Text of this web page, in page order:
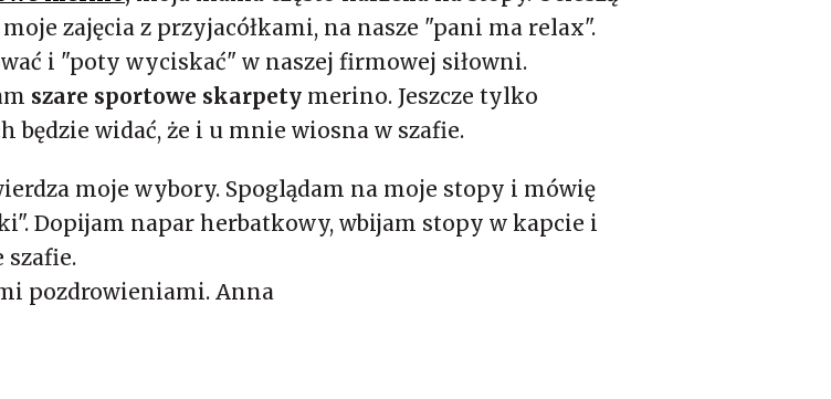
zajęcia z przyjacółkami, na nasze "pani ma relax".
i "poty wyciskać" w naszej firmowej siłowni.
szare sportowe skarpetymerino. Jeszcze tylko
będzie widać, że i u mnie wiosna w szafie.
moje wybory. Spoglądam na moje stopy i mówię
Dopijam napar herbatkowy, wbijam stopy w kapcie i
szafie.
Anna